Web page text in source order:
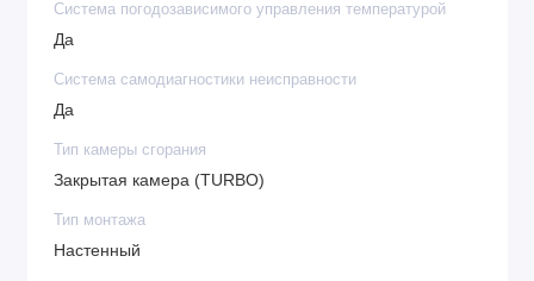
Система погодозависимого управления температурой
Да
Система самодиагностики неисправности
Да
Тип камеры сгорания
Закрытая камера (TURBO)
Тип монтажа
Настенный